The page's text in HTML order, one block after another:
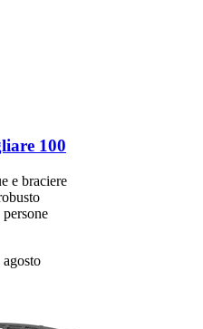
100
e braciere